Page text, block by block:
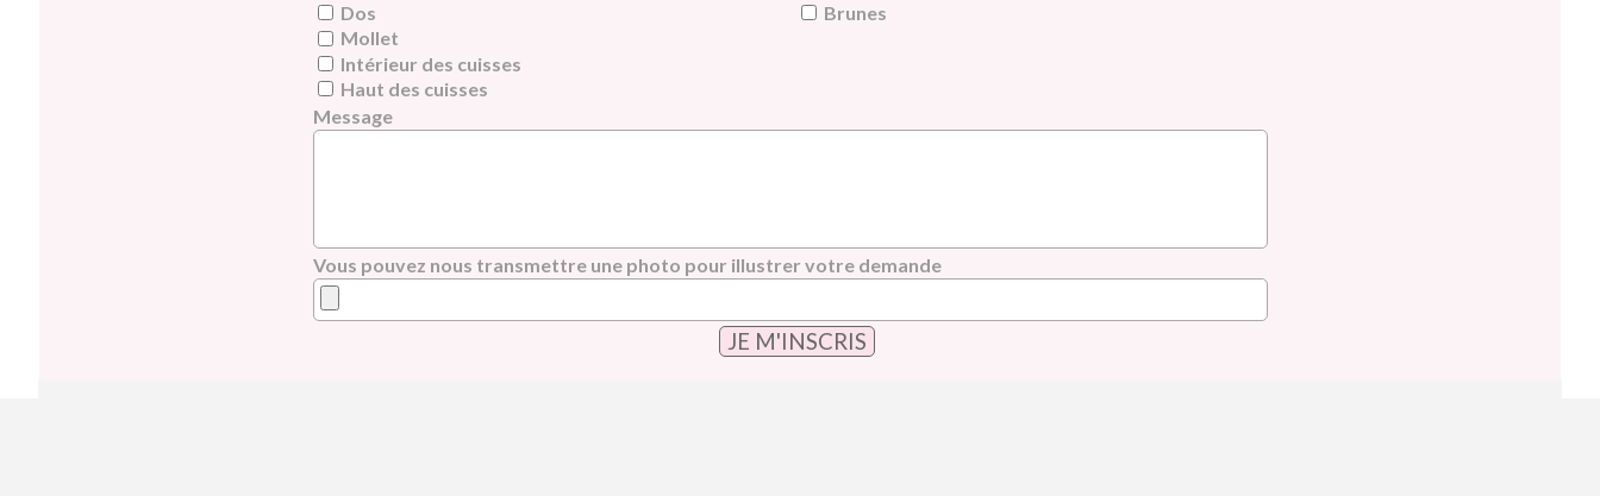
Dos
Mollet
Intérieur des cuisses
Haut des cuisses
Brunes
Message
Vous pouvez nous transmettre une photo pour illustrer votre demande